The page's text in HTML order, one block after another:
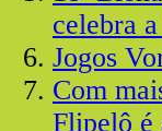
celebra
Jogos
Com
Flipelô é